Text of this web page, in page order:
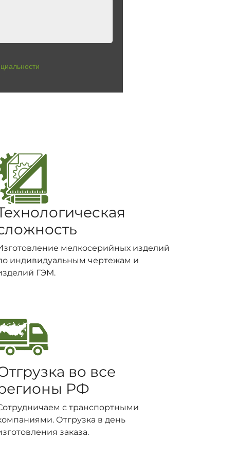
мелкосерийных изделий
индивидуальным чертежам и
ГЭМ.
во все
РФ
с транспортными
Отгрузка в день
заказа.